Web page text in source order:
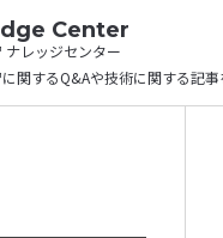
Center
ナレッジセンター
関するQ&Aや技術に関する記事